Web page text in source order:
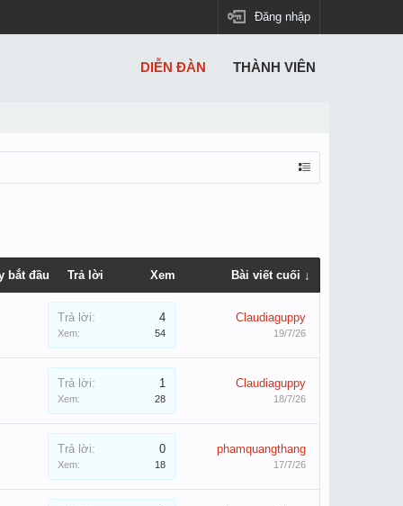
Đăng nhập
bắt đầu Trả lời Xem Bài viết cuối ↓
Trả lời: 4
Xem: 54
Claudiaguppy
19/7/26
Trả lời: 1
Xem: 28
Claudiaguppy
18/7/26
Trả lời: 0
Xem: 18
phamquangthang
17/7/26
DIỄN ĐÀN THÀNH VIÊN